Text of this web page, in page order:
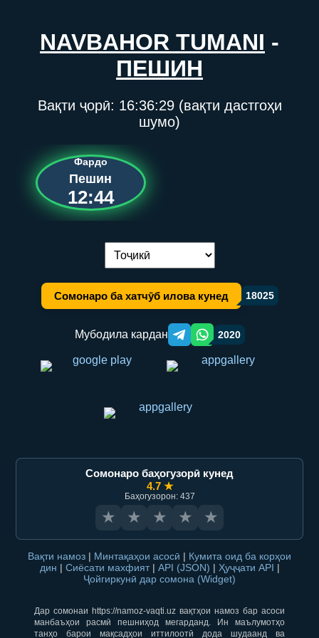
NAVBAHOR TUMANI -
ПЕШИН
Вақти ҷорӣ: 16:36:29(вақти дастгоҳи
шумо)
Фардо
Пешин
12:44
Иваз кардани забон:
Сомонаро ба хатчӯб илова кунед 18025
Мубодила кардан Telegram orqali ulashish
WhatsApp orqali ulashish
2020
Сомонаро баҳогузорӣ кунед
4.7 ★
Баҳогузорон: 437
★ ★ ★ ★ ★
Вақти намоз | Минтақаҳои асосӣ | Кумита оид ба корҳои
дин | Сиёсати махфият | API (JSON) | Ҳуҷҷати API |
Ҷойгиркунӣ дар сомона (Widget)
Дар сомонаи https://namoz-vaqti.uz вақтҳои намоз бар асоси
манбаъҳои расмӣ пешниҳод мегарданд. Ин маълумотҳо
танҳо барои мақсадҳои иттилоотӣ дода шудаанд ва